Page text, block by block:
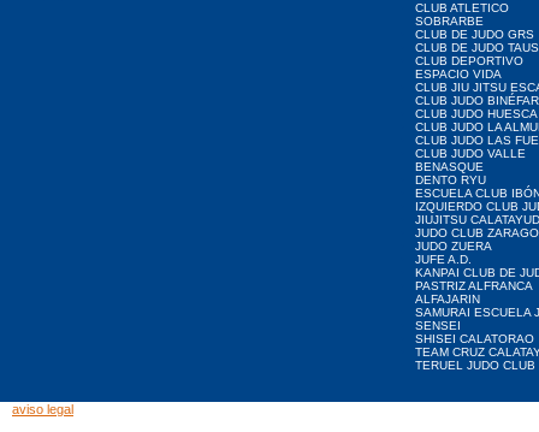
CLUB ATLETICO
SOBRARBE
CLUB DE JUDO GRS
CLUB DE JUDO
CLUB DEPORTIVO
ESPACIO VIDA
CLUB JIU JITSU
CLUB JUDO BINÉFAR
CLUB JUDO HUESCA
CLUB JUDO LA
CLUB JUDO LAS
CLUB JUDO VALLE
BENASQUE
DENTO RYU
ESCUELA CLUB
IZQUIERDO CLUB
JIUJITSU
JUDO CLUB
JUDO ZUERA
JUFE A.D.
KANPAI CLUB DE
PASTRIZ ALFRANCA
ALFAJARIN
SAMURAI ESCUELA
SENSEI
SHISEI CALATORAO
TEAM CRUZ
TERUEL JUDO CLUB
aviso legal